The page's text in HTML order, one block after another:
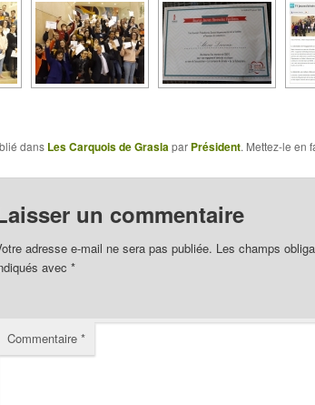
dans Les Carquois de Graslapar Président. Mettez-le en
un commentaire
adresse e-mail ne sera pas publiée. Les champs
avec *
Commentaire *